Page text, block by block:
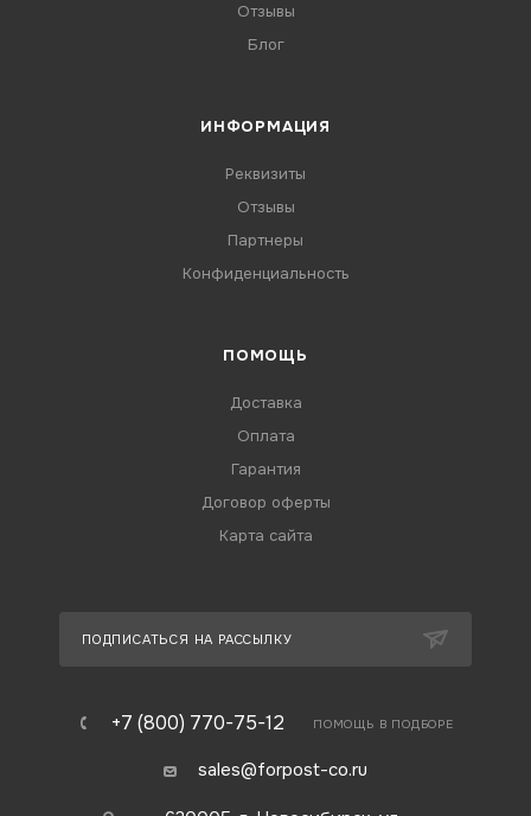
Отзывы
Блог
ИНФОРМАЦИЯ
Реквизиты
Отзывы
Партнеры
Конфиденциальность
ПОМОЩЬ
Доставка
Оплата
Гарантия
Договор оферты
Карта сайта
ПОДПИСАТЬСЯ НА РАССЫЛКУ
+7 (800) 770-75-12 ПОМОЩЬ В ПОДБОРЕ
sales@forpost-co.ru